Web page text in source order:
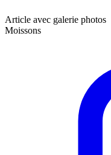
Article avec galerie photos
Moissons